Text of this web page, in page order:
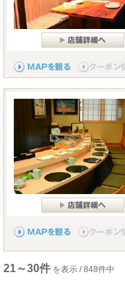
21～30件 を表示 / 848件中